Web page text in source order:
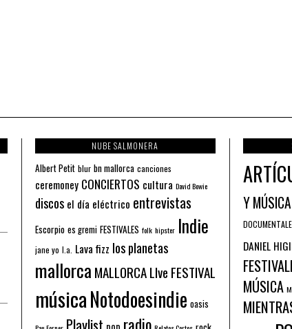
NUBE SALMONERA
Albert Petit blur bn mallorca canciones
ceremoney CONCIERTOS cultura David Bowie
discos el día eléctrico entrevistas
Escorpio es gremi FESTIVALES folk hipster Indie
jane yo l.a. Lava fizz los planetas
mallorca MALLORCA LIve FESTIVAL
músicaNotodoesindie oasis
Playlist radio
Y MÚSICA
DANIEL
MÚSICA